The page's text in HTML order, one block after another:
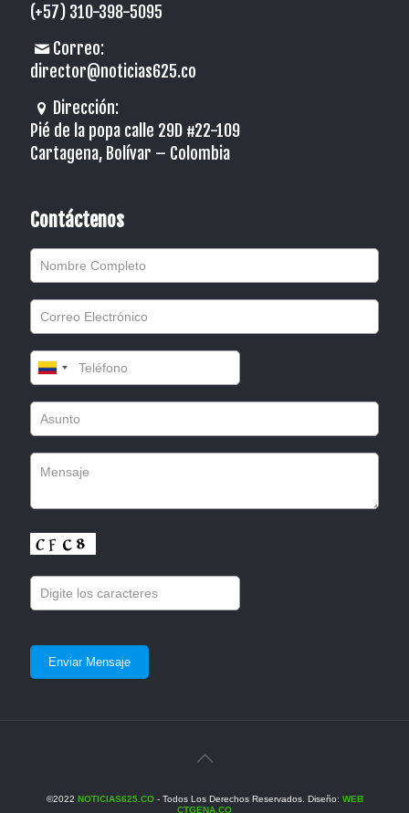
(+57) 310-398-5095
Correo:
director@noticias625.co
Dirección:
Pié de la popa calle 29D #22-109
Cartagena, Bolívar – Colombia
Contáctenos
©2022 NOTICIAS625.CO- Todos Los Derechos Reservados. Diseño: WEB
CTGENA.CO